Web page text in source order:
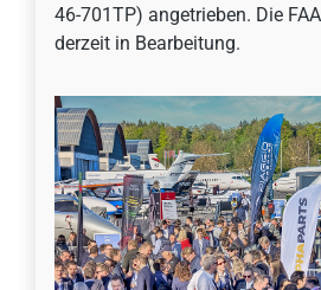
46-701TP) angetrieben. Die
derzeit in Bearbeitung.